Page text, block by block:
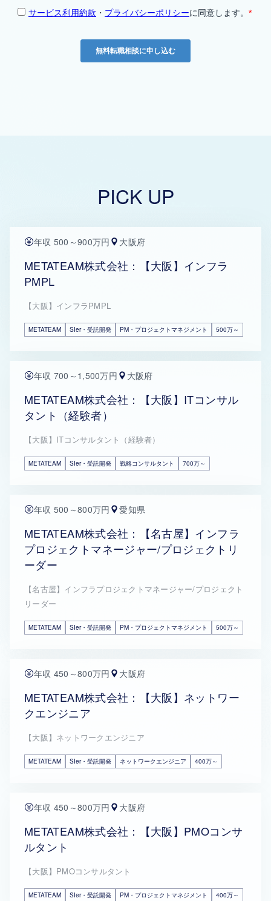
PICK UP
年収 500～900万円 大阪府
METATEAM株式会社：【大阪】インフラ
PMPL
【大阪】インフラPMPL
METATEAM SIer・受託開発 PM・プロジェクトマネジメント 500万～
年収 700～1,500万円 大阪府
METATEAM株式会社：【大阪】ITコンサル
タント（経験者）
【大阪】ITコンサルタント（経験者）
METATEAM SIer・受託開発 戦略コンサルタント 700万～
年収 500～800万円 愛知県
METATEAM株式会社：【名古屋】インフラ
プロジェクトマネージャー/プロジェクトリ
ーダー
【名古屋】インフラプロジェクトマネージャー/プロジェクト
リーダー
METATEAM SIer・受託開発 PM・プロジェクトマネジメント 500万～
年収 450～800万円 大阪府
METATEAM株式会社：【大阪】ネットワー
クエンジニア
【大阪】ネットワークエンジニア
METATEAM SIer・受託開発 ネットワークエンジニア 400万～
年収 450～800万円 大阪府
METATEAM株式会社：【大阪】PMOコンサ
ルタント
【大阪】PMOコンサルタント
METATEAM SIer・受託開発 PM・プロジェクトマネジメント 400万～